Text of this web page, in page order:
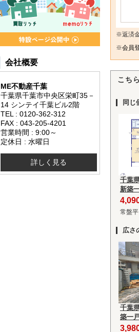
※返済
※会員
こち
同じ
千葉
新築
常盤
広さ
千葉
築一
会社概要
ME不動産千葉
千葉県千葉市中央区栄町35－
14 シンテイ千葉ビル2階
TEL : 0120-362-312
FAX : 043-205-4201
営業時間 : 9:00～
定休日 : 水曜日
詳しく見る